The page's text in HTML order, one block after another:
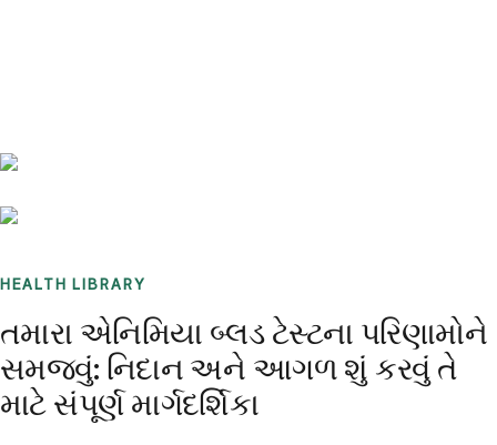
HEALTH LIBRARY
તમારા એનિમિયા બ્લડ ટેસ્ટના પરિણામોને
સમજવું: નિદાન અને આગળ શું કરવું તે
માટે સંપૂર્ણ માર્ગદર્શિકા